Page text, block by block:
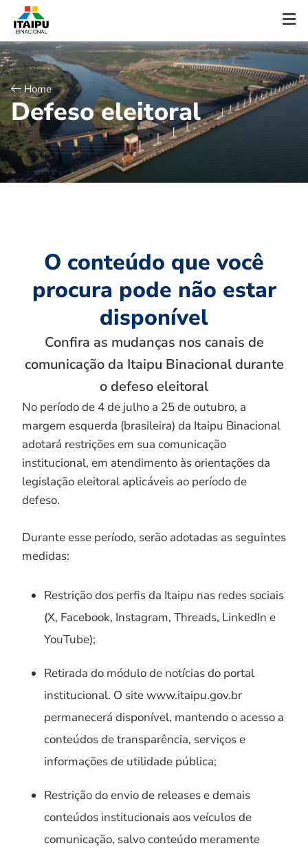
Home
Defeso eleitoral
O conteúdo que você
procura pode não estar
disponível
Confira as mudanças nos canais de
comunicação da Itaipu Binacional durante
o defeso eleitoral
No período de 4 de julho a 25 de outubro, a
margem esquerda (brasileira) da Itaipu Binacional
adotará restrições em sua comunicação
institucional, em atendimento às orientações da
legislação eleitoral aplicáveis ao período de
defeso.
Durante esse período, serão adotadas as seguintes
medidas:
Restrição dos perfis da Itaipu nas redes sociais
(X, Facebook, Instagram, Threads, LinkedIn e
YouTube);
Retirada do módulo de notícias do portal
institucional. O site www.itaipu.gov.br
permanecerá disponível, mantendo o acesso a
conteúdos de transparência, serviços e
informações de utilidade pública;
Restrição do envio de releases e demais
conteúdos institucionais aos veículos de
comunicação, salvo conteúdo meramente